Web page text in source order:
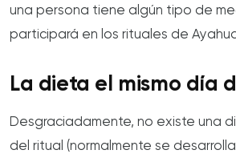
una persona tiene algún tipo de
participará en los rituales de
La dieta el mismo día
Desgraciadamente, no existe una
del ritual (normalmente se